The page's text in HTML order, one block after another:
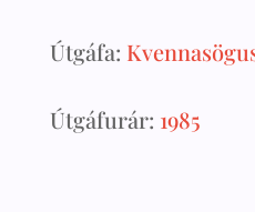
Útgáfa:
Útgáfurár: 1985